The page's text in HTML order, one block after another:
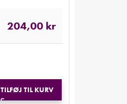
204,00 kr
TILFØJ TIL KURV